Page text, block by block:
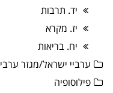
יד. תרבות
יז. מקרא
יח. בריאות
ערביי ישראל/מגזר ערבי
פילוסופיה